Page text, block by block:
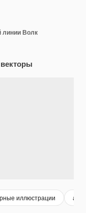
линии Волк
иллюстрации